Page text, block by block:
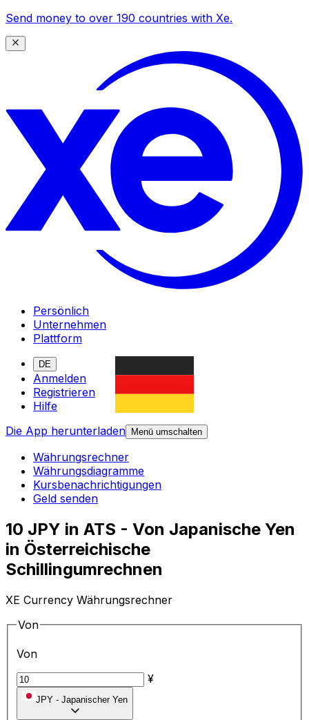
Send money to over 190 countries with Xe.
Persönlich
Unternehmen
Plattform
DE
Anmelden
Registrieren
Hilfe
Die App herunterladen
Menü umschalten
Währungsrechner
Währungsdiagramme
Kursbenachrichtigungen
Geld senden
10 JPY in ATS - Von Japanische Yen
in Österreichische
Schillingumrechnen
XE Currency Währungsrechner
Von
Von
¥
JPY - Japanischer Yen